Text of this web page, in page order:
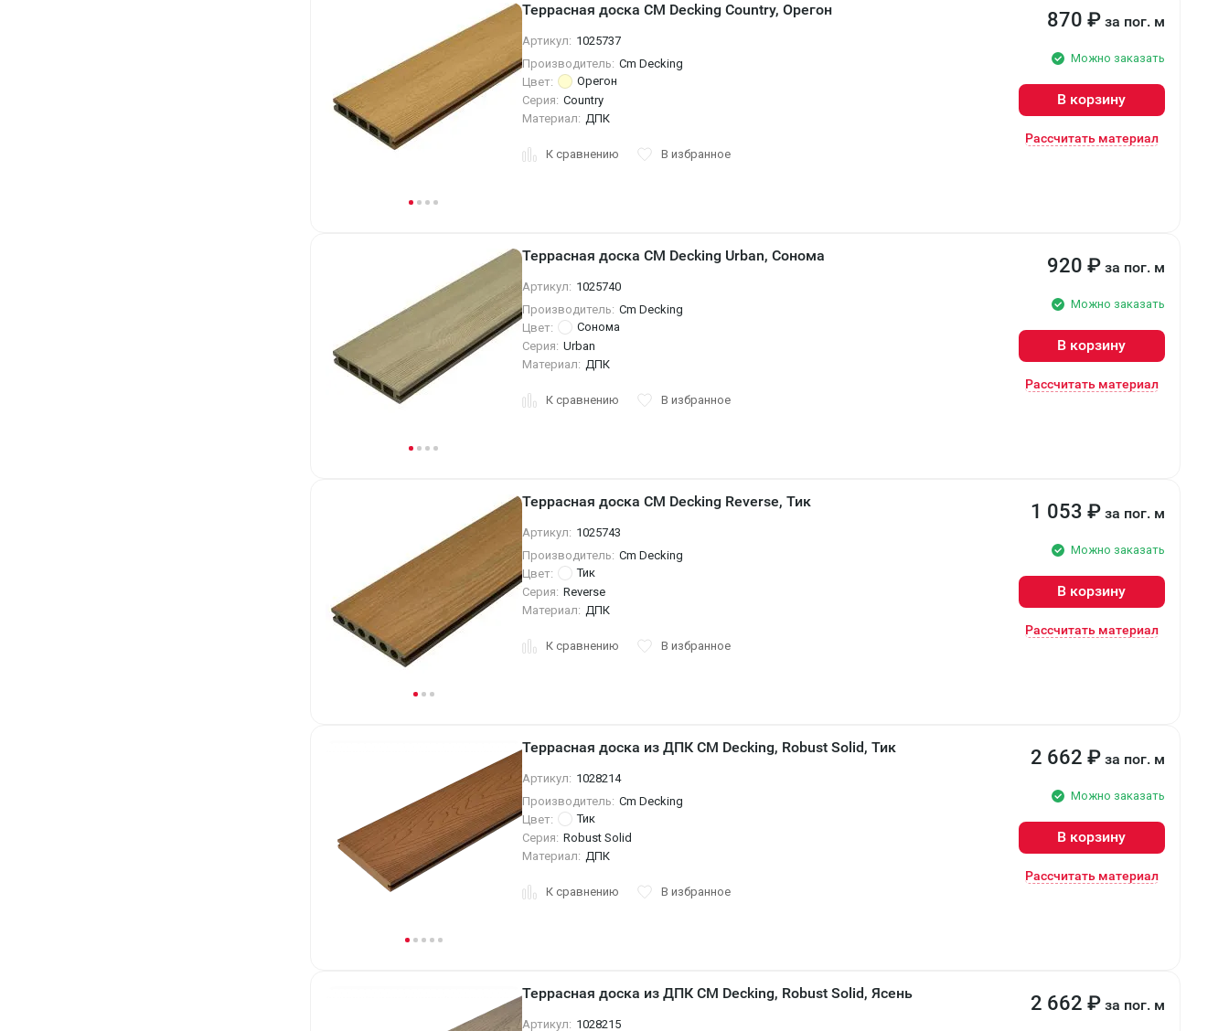
Террасная доска CM Decking Country, Орегон
Артикул: 1025737
Производитель: Cm Decking
Цвет:
Орегон
Серия: Country
Материал: ДПК
К сравнению В избранное
870 ₽ за пог. м
Можно заказать
В корзину
Рассчитать материал
Террасная доска CM Decking Urban, Сонома
Артикул: 1025740
Производитель: Cm Decking
Цвет:
Сoнома
Серия: Urban
Материал: ДПК
К сравнению В избранное
920 ₽ за пог. м
Можно заказать
В корзину
Рассчитать материал
Террасная доска CM Decking Reverse, Тик
Артикул: 1025743
Производитель: Cm Decking
Цвет:
Тик
Серия: Reverse
Материал: ДПК
К сравнению В избранное
1 053 ₽ за пог. м
Можно заказать
В корзину
Рассчитать материал
Террасная доска из ДПК CM Decking, Robust Solid, Тик
Артикул: 1028214
Производитель: Cm Decking
Цвет:
Тик
Серия: Robust Solid
Материал: ДПК
К сравнению В избранное
2 662 ₽ за пог. м
Можно заказать
В корзину
Рассчитать материал
Террасная доска из ДПК CM Decking, Robust Solid, Ясень
Артикул: 1028215
2 662 ₽ за пог. м